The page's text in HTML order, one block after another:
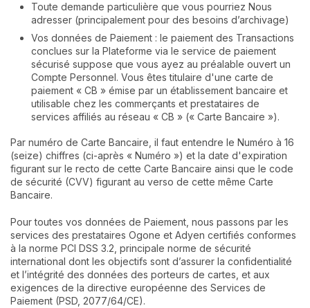
Toute demande particulière que vous pourriez Nous
adresser (principalement pour des besoins d’archivage)
Vos données de Paiement : le paiement des Transactions
conclues sur la Plateforme via le service de paiement
sécurisé suppose que vous ayez au préalable ouvert un
Compte Personnel. Vous êtes titulaire d'une carte de
paiement « CB » émise par un établissement bancaire et
utilisable chez les commerçants et prestataires de
services affiliés au réseau « CB » (« Carte Bancaire »).
Par numéro de Carte Bancaire, il faut entendre le Numéro à 16
(seize) chiffres (ci-après « Numéro ») et la date d'expiration
figurant sur le recto de cette Carte Bancaire ainsi que le code
de sécurité (CVV) figurant au verso de cette même Carte
Bancaire.
Pour toutes vos données de Paiement, nous passons par les
services des prestataires Ogone et Adyen certifiés conformes
à la norme PCI DSS 3.2, principale norme de sécurité
international dont les objectifs sont d’assurer la confidentialité
et l’intégrité des données des porteurs de cartes, et aux
exigences de la directive européenne des Services de
Paiement (PSD, 2077/64/CE).